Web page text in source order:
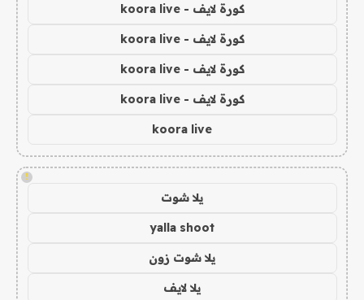
كورة لايف - koora live
كورة لايف - koora live
كورة لايف - koora live
كورة لايف - koora live
koora live
!
يلا شوت
yalla shoot
يلا شوت زون
يلا لايف